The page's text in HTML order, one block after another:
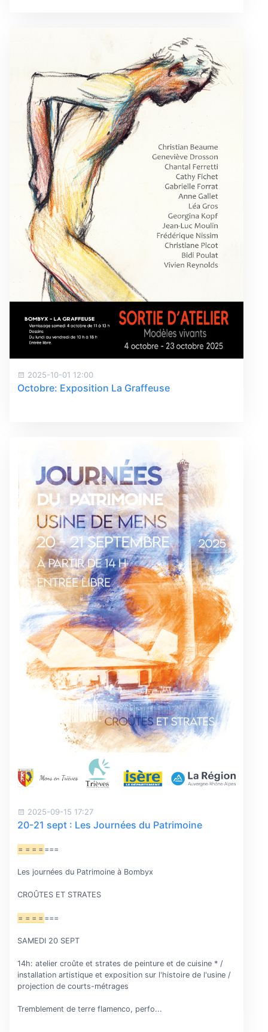
2025-10-01 12:00
Octobre: Exposition La Graffeuse
2025-09-15 17:27
20-21 sept : Les Journées du Patrimoine
= = = = ===
Les journées du Patrimoine à Bombyx
CROÛTES ET STRATES
= = = = ===
SAMEDI 20 SEPT
14h: atelier croûte et strates de peinture et de cuisine * /
installation artistique et exposition sur l'histoire de l'usine /
projection de courts-métrages
Tremblement de terre flamenco, perfo...